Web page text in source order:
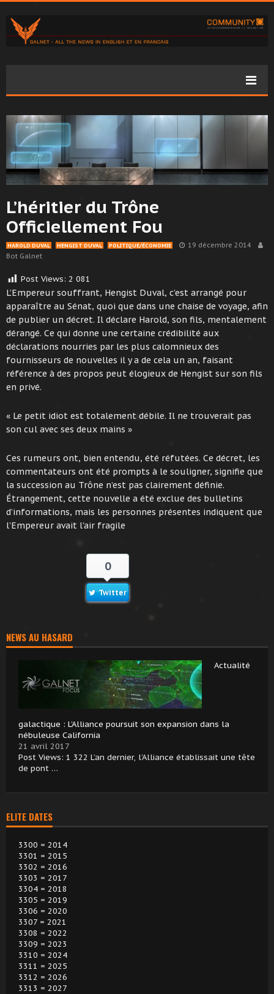
L’héritier du Trône
Officiellement Fou
HAROLD DUVAL HENGIST DUVAL POLITIQUE/ÉCONOMIE
19 décembre 2014
Bot Galnet
Post Views: 2 081
L’Empereur souffrant, Hengist Duval, c’est arrangé pour
apparaître au Sénat, quoi que dans une chaise de voyage, afin
de publier un décret. Il déclare Harold, son fils, mentalement
dérangé. Ce qui donne une certaine crédibilité aux
déclarations nourries par les plus calomnieux des
fournisseurs de nouvelles il y a de cela un an, faisant
référence à des propos peut élogieux de Hengist sur son fils
en privé.
« Le petit idiot est totalement débile. Il ne trouverait pas
son cul avec ses deux mains »
Ces rumeurs ont, bien entendu, été réfutées. Ce décret, les
commentateurs ont été prompts à le souligner, signifie que
la succession au Trône n’est pas clairement définie.
Étrangement, cette nouvelle a été exclue des bulletins
d’informations, mais les personnes présentes indiquent que
l’Empereur avait l’air fragile
0
Twitter
NEWS AU HASARD
Actualité
galactique : L’Alliance poursuit son expansion dans la
nébuleuse California
21 avril 2017
Post Views: 1 322 L’an dernier, l’Alliance établissait une tête
de pont …
ELITE DATES
3300 = 2014
3301 = 2015
3302 = 2016
3303 = 2017
3304 = 2018
3305 = 2019
3306 = 2020
3307 = 2021
3308 = 2022
3309 = 2023
3310 = 2024
3311 = 2025
3312 = 2026
3313 = 2027